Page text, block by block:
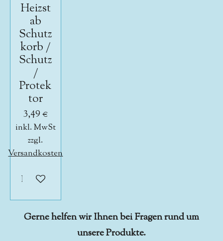
Heizst
ab
Schutz
korb /
Schutz
/
Protek
tor
3,49 €
inkl. MwSt
zzgl.
Versandkosten
In den Warenkorb
Gerne helfen wir Ihnen bei Fragen rund um
unsere Produkte.